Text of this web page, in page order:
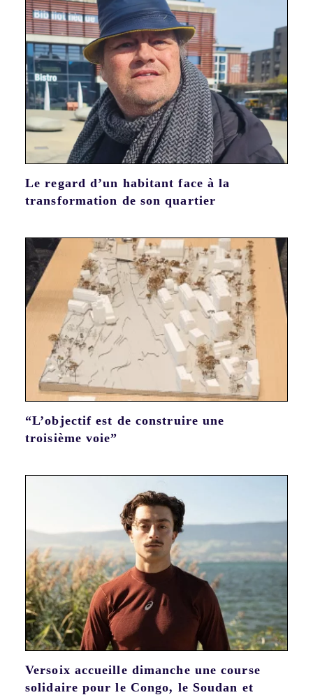
Le regard d’un habitant face à la
transformation de son quartier
“L’objectif est de construire une
troisième voie”
Versoix accueille dimanche une course
solidaire pour le Congo, le Soudan et